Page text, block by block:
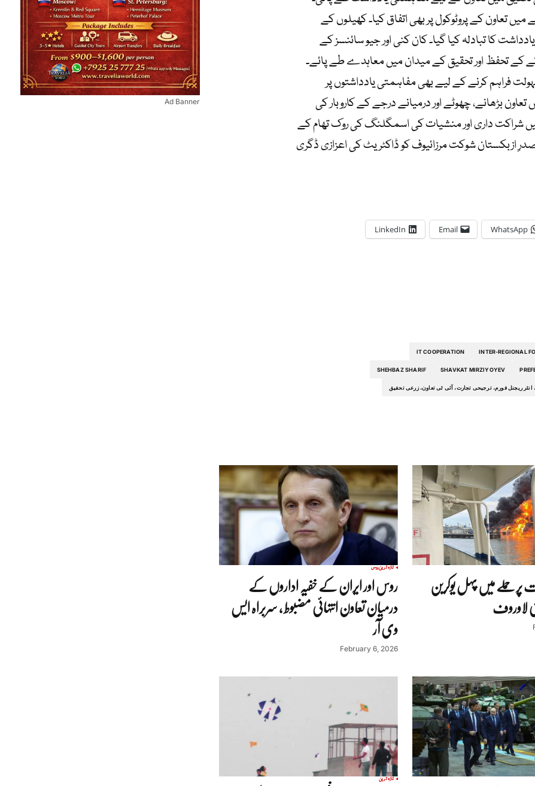
تعاون کے پروٹوکول پر بھی اتفاق کیا۔ کھیلوں کے
کا تبادلہ کیا گیا۔ کان کنی اور جیو سائنسز کے
کے تحفظ اور تحقیق کے میدان میں معاہدے طے پائے۔
فراہم کرنے کے لیے بھی مفاہمتی یادداشتوں پر
بڑھانے، چھوٹے اور درمیانے درجے کے کاروبار کی
شراکت داری اور منشیات کی اسمگلنگ کی روک تھام کے
ازبکستان شوکت مرزائیوف کو ڈاکٹریٹ کی اعزازی ڈگری
WhatsApp
Email
LinkedIn
INTER-REGIONAL
IT COOPERATION
SHAVKAT MIRZIYOYEV
SHEHBAZ SHARIF
پر حملے میں پہل یوکرین
لاوروف
تازہ ترینروس
روس اور ایران کے خفیہ اداروں کے
درمیان تعاون انتہائی مضبوط ، سربراہ ایس
وی آر
February 6, 2026
تازہ ترین
Ad Banner